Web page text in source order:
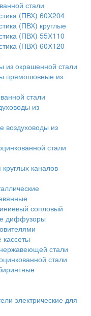
стали
(ПВХ) 60Х204
(ПВХ) круглые
(ПВХ) 55Х110
(ПВХ) 60Х120
из окрашенной стали
прямошовные из
стали
из
воздуховоды из
стали
каналов
сопловый
диффузоры
стали
стали
электрические для